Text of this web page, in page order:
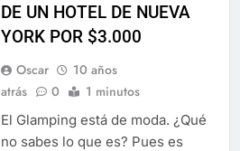
DE UN HOTEL DE NUEVA
YORK POR $3.000
Oscar
10 años
atrás
0 1 minutos
El Glamping está de moda. ¿Qué
no sabes lo que es? Pues es